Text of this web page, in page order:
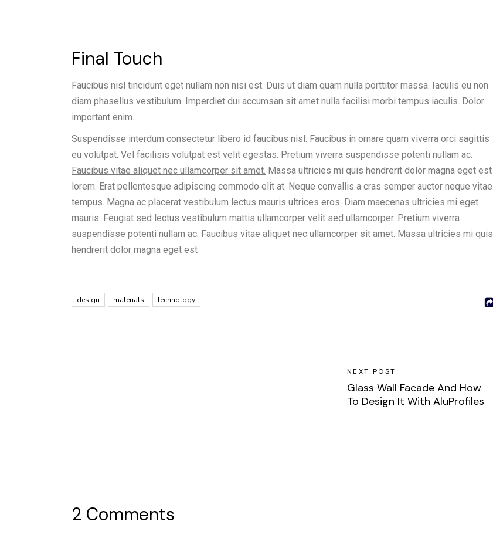
Final Touch
Faucibus nisl tincidunt eget nullam non nisi est. Duis ut diam quam nulla porttitor massa. Iaculis eu non
diam phasellus vestibulum. Imperdiet dui accumsan sit amet nulla facilisi morbi tempus iaculis. Dolor
important enim.
Suspendisse interdum consectetur libero id faucibus nisl. Faucibus in ornare quam viverra orci sagittis
eu volutpat. Vel facilisis volutpat est velit egestas. Pretium viverra suspendisse potenti nullam ac.
Faucibus vitae aliquet nec ullamcorper sit amet. Massa ultricies mi quis hendrerit dolor magna eget est
lorem. Erat pellentesque adipiscing commodo elit at. Neque convallis a cras semper auctor neque vitae
tempus. Magna ac placerat vestibulum lectus mauris ultrices eros. Diam maecenas ultricies mi eget
mauris. Feugiat sed lectus vestibulum mattis ullamcorper velit sed ullamcorper. Pretium viverra
suspendisse potenti nullam ac. Faucibus vitae aliquet nec ullamcorper sit amet. Massa ultricies mi quis
hendrerit dolor magna eget est
design materials technology
NEXT POST
Glass Wall Facade And How
To Design It With AluProfiles
2 Comments